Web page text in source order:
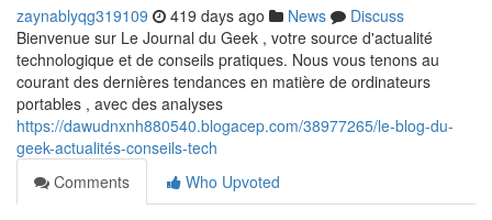
zaynablyqg319109 419 days ago News
Discuss
Bienvenue sur Le Journal du Geek , votre source d'actualité
technologique et de conseils pratiques. Nous vous tenons au
courant des dernières tendances en matière de ordinateurs
portables , avec des analyses
https://dawudnxnh880540.blogacep.com/38977265/le-blog-du-
geek-actualités-conseils-tech
Comments
Who Upvoted